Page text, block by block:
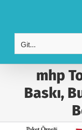
content
Git...
mhp
Baskı,